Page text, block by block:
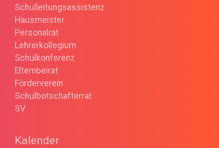
Schulleitungsassistenz
Hausmeister
Personalrat
Lehrerkollegium
Schulkonferenz
Elternbeirat
Förderverein
Schulbotschafterrat
SV
Kalender